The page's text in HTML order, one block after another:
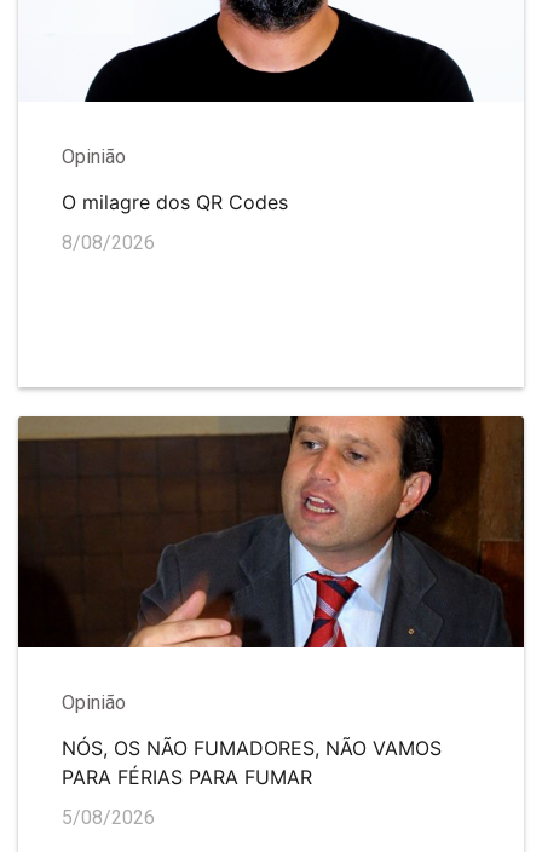
Opinião
O milagre dos QR Codes
8/08/2026
Opinião
NÓS, OS NÃO FUMADORES, NÃO VAMOS
PARA FÉRIAS PARA FUMAR
5/08/2026